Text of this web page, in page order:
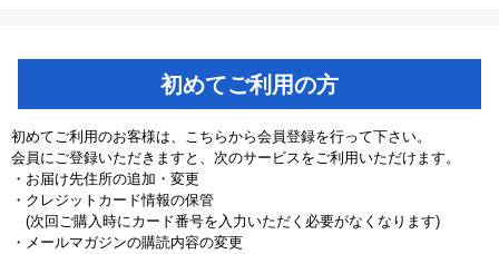
初めてご利用の方
初めてご利用のお客様は、こちらから会員登録を行って下さい。
会員にご登録いただきますと、次のサービスをご利用いただけます。
・お届け先住所の追加・変更
・クレジットカード情報の保管
(次回ご購入時にカード番号を入力いただく必要がなくなります)
・メールマガジンの購読内容の変更